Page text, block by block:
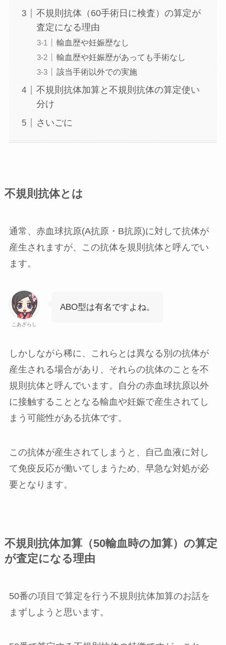
不規則抗体（60手術日に検査）の算定が
査定になる理由
輸血歴や妊娠歴なし
輸血歴や妊娠歴があっても手術なし
該当手術以外での実施
不規則抗体加算と不規則抗体の算定使い
分け
さいごに
不規則抗体とは
通常、赤血球抗原(A抗原・B抗原)に対して抗体が
産生されますが、この抗体を規則抗体と呼んでい
ます。
こあざらし
ABO型は有名ですよね。
しかしながら稀に、これらとは異なる別の抗体が
産生される場合があり、それらの抗体のことを不
規則抗体と呼んでいます。自分の赤血球抗原以外
に接触することとなる輸血や妊娠で産生されてし
まう可能性がある抗体です。
この抗体が産生されてしまうと、自己血液に対し
て免疫反応が働いてしまうため、早急な対処が必
要となります。
不規則抗体加算（50輸血時の加算）の算定
が査定になる理由
50番の項目で算定を行う不規則抗体加算のお話を
まずしようと思います。